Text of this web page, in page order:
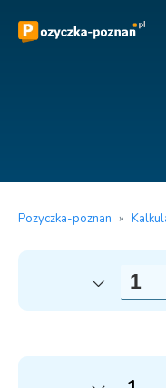
Pozyczka-poznan »